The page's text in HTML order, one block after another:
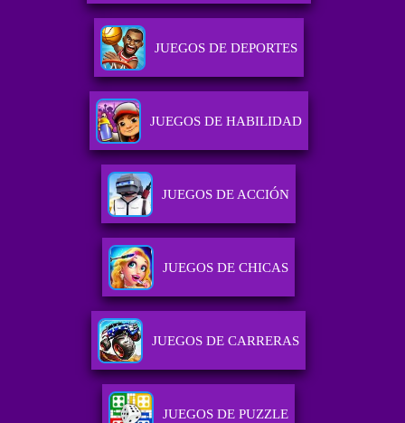
JUEGOS DE DEPORTES
JUEGOS DE HABILIDAD
JUEGOS DE ACCIÓN
JUEGOS DE CHICAS
JUEGOS DE CARRERAS
JUEGOS DE PUZZLE